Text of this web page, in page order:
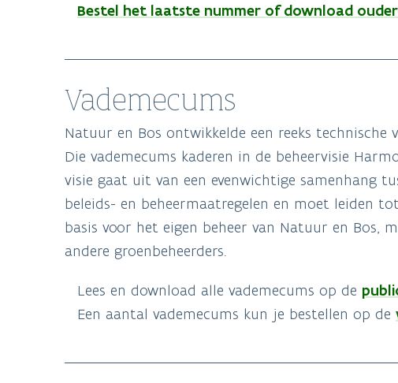
Bestel het laatste nummer of download
Vademecums
Natuur en Bos ontwikkelde een reeks technische
Die vademecums kaderen in de beheervisie
visie gaat uit van een evenwichtige samenhang
beleids- en beheermaatregelen en moet leiden
basis voor het eigen beheer van Natuur en Bos,
andere groenbeheerders.
Lees en download alle vademecums op de
Een aantal vademecums kun je bestellen op de